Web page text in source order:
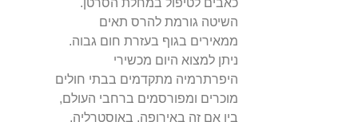
כאבים לטיפול במחלת הסרטן.
השיטה גורמת להרס תאים
ממאירים בגוף בעזרת חום גבוה.
ניתן למצוא היום מכשירי
היפרתרמיה מתקדמים בבתי חולים
מוכרים ומפורסמים ברחבי העולם,
בין אם זה באירופה, באוסטרליה,